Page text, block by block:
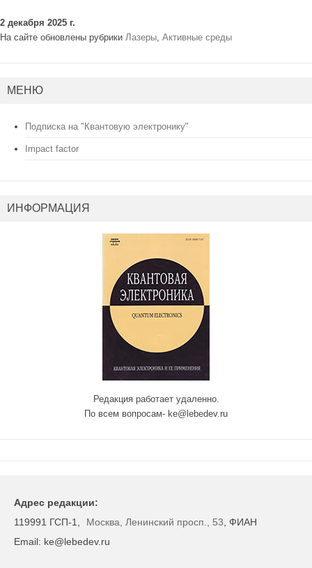
2 декабря 2025 г.
На сайте обновлены рубрики Лазеры, Активные среды
МЕНЮ
Подписка на "Квантовую электронику"
Impact factor
ИНФОРМАЦИЯ
Редакция работает удаленно.
По всем вопросам- ke@lebedev.ru
Адрес редакции:
119991 ГСП-1,
Москва, Ленинский просп., 53 , ФИАН
Email: ke@lebedev.ru